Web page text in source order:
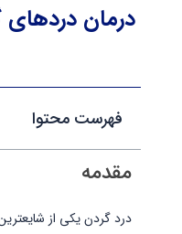
درمان دردهای
فهرست محتوا
مقدمه
درد گردن یکی از